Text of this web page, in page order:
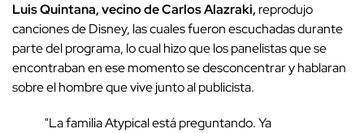
Luis Quintana, vecino de Carlos Alazraki, reprodujo
canciones de Disney, las cuales fueron escuchadas durante
parte del programa, lo cual hizo que los panelistas que se
encontraban en ese momento se desconcentrar y hablaran
sobre el hombre que vive junto al publicista.
"La familia Atypical está preguntando. Ya